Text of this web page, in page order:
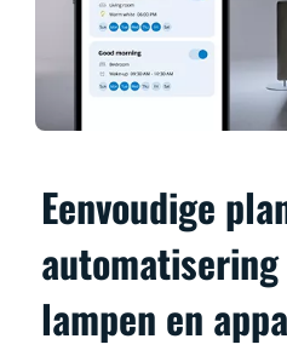
Eenvoudige
lampen en